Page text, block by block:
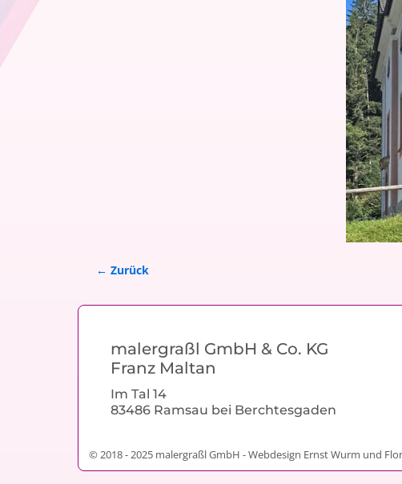
← Zurück
malergraßl GmbH & Co. KG
Franz Maltan
Im Tal 14
83486 Ramsau bei Berchtesgaden
© 2018 - 2025 malergraßl GmbH - Webdesign Ernst Wurm und